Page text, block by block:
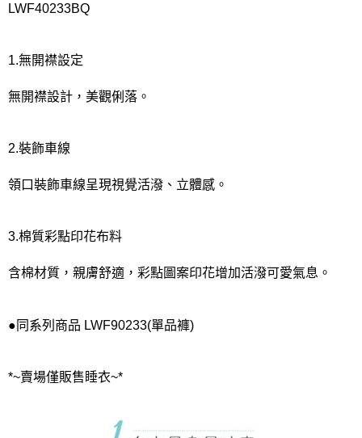
LWF40233BQ
1.無開襟設定
無開襟設計，美觀俐落。
2.裝飾車線
領口裝飾車線呈現視覺活潑、立體感。
3.棉質彩點印花布料
含棉材質，親膚舒適，彩點圖案印花增加活潑可愛氣息。
●同系列商品 LWF90233(單品褲)
*~賣場僅販售睡衣~*